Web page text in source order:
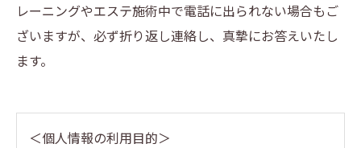
レーニングやエステ施術中で電話に出られない場合もご
ざいますが、必ず折り返し連絡し、真摯にお答えいたし
ます。
＜個人情報の利用目的＞